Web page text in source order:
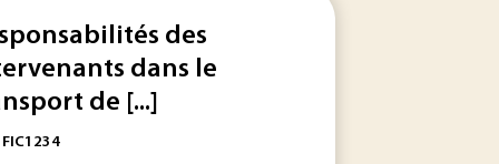
des
dans le
de [...]
FIC1234